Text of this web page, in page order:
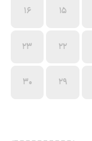
15
16
22
23
29
30